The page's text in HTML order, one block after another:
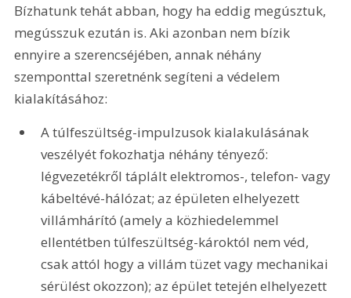
Bízhatunk tehát abban, hogy ha eddig megúsztuk,
megússzuk ezután is. Aki azonban nem bízik
ennyire a szerencséjében, annak néhány
szemponttal szeretnénk segíteni a védelem
kialakításához:
A túlfeszültség-impulzusok kialakulásának
veszélyét fokozhatja néhány tényező:
légvezetékről táplált elektromos-, telefon- vagy
kábeltévé-hálózat; az épületen elhelyezett
villámhárító (amely a közhiedelemmel
ellentétben túlfeszültség-károktól nem véd,
csak attól hogy a villám tüzet vagy mechanikai
sérülést okozzon); az épület tetején elhelyezett